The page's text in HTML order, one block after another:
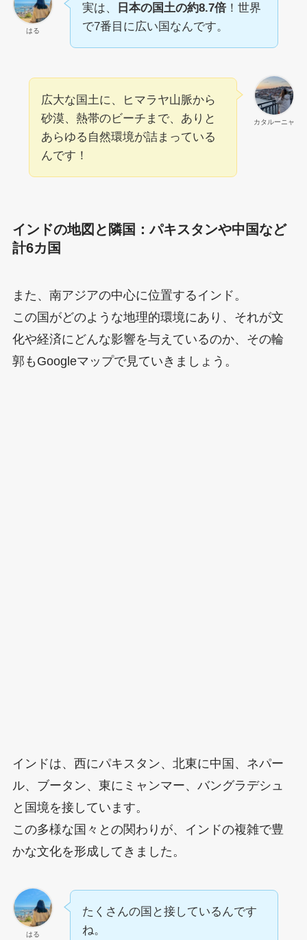
はる
実は、 日本の国土の約8.7倍！世界
で7番目に広い国なんです。
カタルーニャ
広大な国土に、ヒマラヤ山脈から
砂漠、熱帯のビーチまで、ありと
あらゆる自然環境が詰まっている
んです！
インドの地図と隣国：パキスタンや中国など
計6カ国
また、南アジアの中心に位置するインド。
この国がどのような地理的環境にあり、それが文
化や経済にどんな影響を与えているのか、その輪
郭もGoogleマップで見ていきましょう。
インドは、西にパキスタン、北東に中国、ネパー
ル、ブータン、東にミャンマー、バングラデシュ
と国境を接しています。
この多様な国々との関わりが、インドの複雑で豊
かな文化を形成してきました。
はる
たくさんの国と接しているんです
ね。